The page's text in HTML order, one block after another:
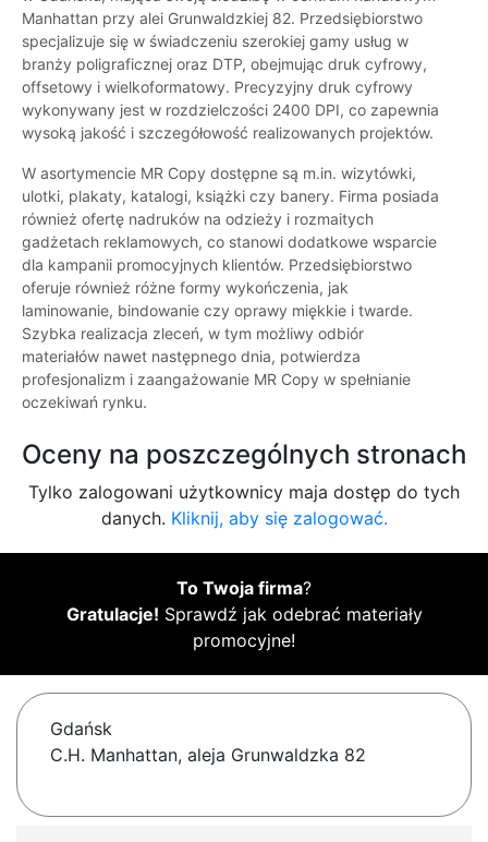
Manhattan przy alei Grunwaldzkiej 82. Przedsiębiorstwo
specjalizuje się w świadczeniu szerokiej gamy usług w
branży poligraficznej oraz DTP, obejmując druk cyfrowy,
offsetowy i wielkoformatowy. Precyzyjny druk cyfrowy
wykonywany jest w rozdzielczości 2400 DPI, co zapewnia
wysoką jakość i szczegółowość realizowanych projektów.
W asortymencie MR Copy dostępne są m.in. wizytówki,
ulotki, plakaty, katalogi, książki czy banery. Firma posiada
również ofertę nadruków na odzieży i rozmaitych
gadżetach reklamowych, co stanowi dodatkowe wsparcie
dla kampanii promocyjnych klientów. Przedsiębiorstwo
oferuje również różne formy wykończenia, jak
laminowanie, bindowanie czy oprawy miękkie i twarde.
Szybka realizacja zleceń, w tym możliwy odbiór
materiałów nawet następnego dnia, potwierdza
profesjonalizm i zaangażowanie MR Copy w spełnianie
oczekiwań rynku.
Oceny na poszczególnych stronach
Tylko zalogowani użytkownicy maja dostęp do tych
danych. Kliknij, aby się zalogować.
To Twoja firma?
Gratulacje! Sprawdź jak odebrać materiały
promocyjne!
Gdańsk
C.H. Manhattan, aleja Grunwaldzka 82